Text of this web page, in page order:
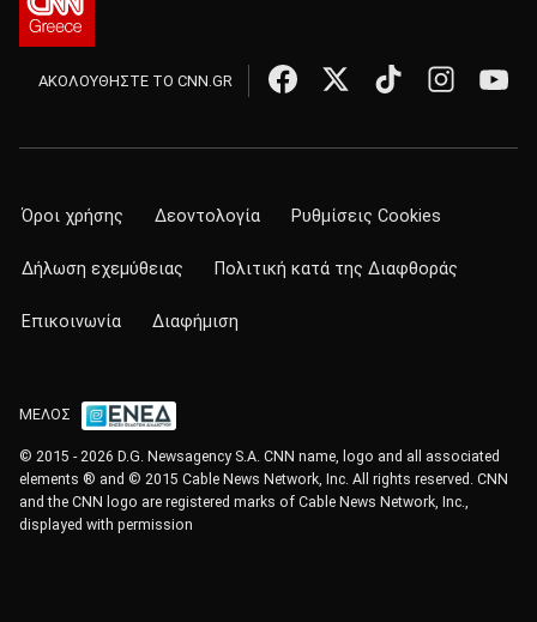
ΑΚΟΛΟΥΘΗΣΤΕ ΤΟ CNN.GR
Όροι χρήσης Δεοντολογία Ρυθμίσεις Cookies
Δήλωση εχεμύθειας Πολιτική κατά της Διαφθοράς
Επικοινωνία Διαφήμιση
ΜΕΛΟΣ
© 2015 - 2026 D.G. Newsagency S.A. CNN name, logo and all associated
elements ® and © 2015 Cable News Network, Inc. All rights reserved. CNN
and the CNN logo are registered marks of Cable News Network, Inc.,
displayed with permission